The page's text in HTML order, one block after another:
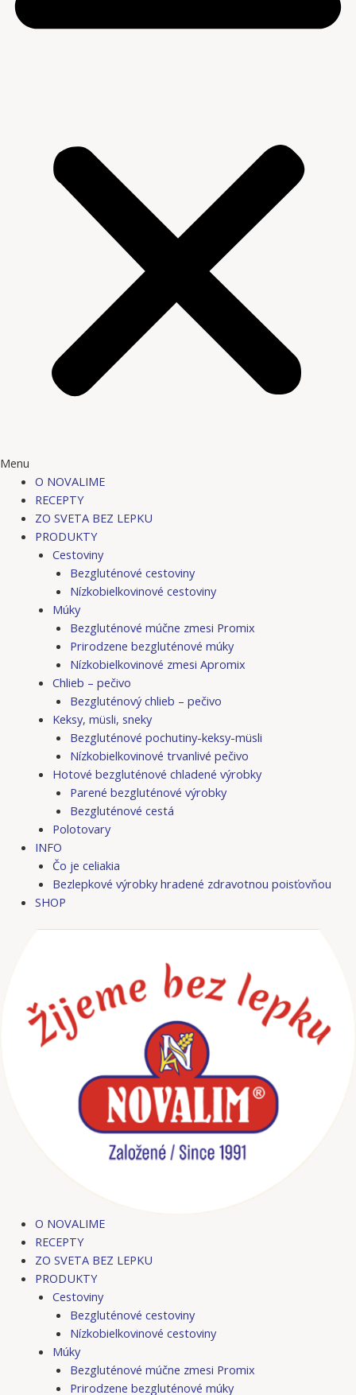
Menu
O NOVALIME
RECEPTY
ZO SVETA BEZ LEPKU
PRODUKTY
Cestoviny
Bezgluténové cestoviny
Nízkobielkovinové cestoviny
Múky
Bezgluténové múčne zmesi Promix
Prirodzene bezgluténové múky
Nízkobielkovinové zmesi Apromix
Chlieb – pečivo
Bezgluténový chlieb – pečivo
Keksy, müsli, sneky
Bezgluténové pochutiny-keksy-müsli
Nízkobielkovinové trvanlivé pečivo
Hotové bezgluténové chladené výrobky
Parené bezgluténové výrobky
Bezgluténové cestá
Polotovary
INFO
Čo je celiakia
Bezlepkové výrobky hradené zdravotnou poisťovňou
SHOP
O NOVALIME
RECEPTY
ZO SVETA BEZ LEPKU
PRODUKTY
Cestoviny
Bezgluténové cestoviny
Nízkobielkovinové cestoviny
Múky
Bezgluténové múčne zmesi Promix
Prirodzene bezgluténové múky